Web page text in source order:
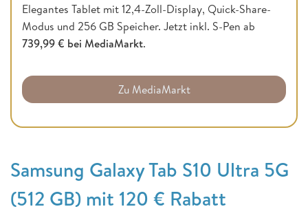
Elegantes Tablet mit 12,4-Zoll-Display, Quick-Share-
Modus und 256 GB Speicher. Jetzt inkl. S-Pen ab
739,99 € bei MediaMarkt.
Zu MediaMarkt
Samsung Galaxy Tab S10 Ultra 5G
(512 GB) mit 120 € Rabatt